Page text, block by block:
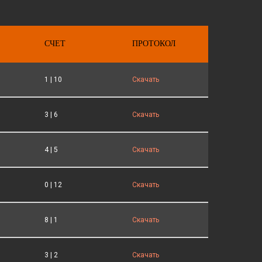
СЧЕТ ПРОТОКОЛ
1 | 10 Скачать
3 | 6 Скачать
4 | 5 Скачать
0 | 12 Скачать
8 | 1 Скачать
3 | 2 Скачать